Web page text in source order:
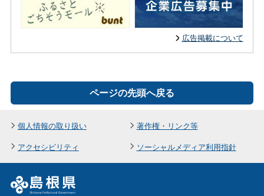
広告掲載について
ページの先頭へ戻る
個人情報の取り扱い
著作権・リンク等
アクセシビリティ
ソーシャルメディア利用指針